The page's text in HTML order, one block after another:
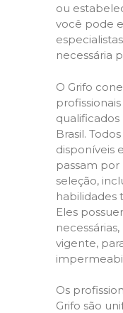
ou
você pode
necessária
O Grifo
qualificados
Brasil.
disponíveis
passam
seleção,
habilidades
Eles
vigente,
Os
Grifo são